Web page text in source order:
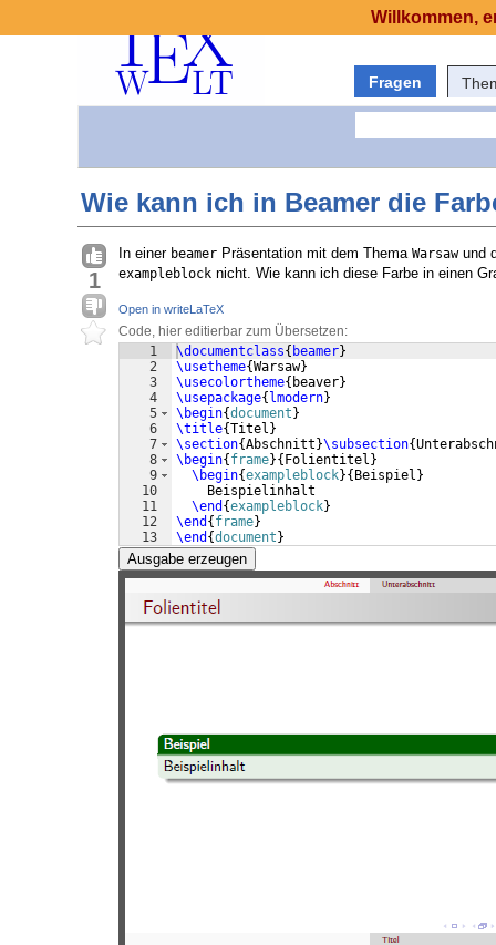
Fragen
Wie kann ich in Beamer die
1
In einer beamer Präsentation mit dem Thema Warsawund
exampleblock nicht. Wie kann ich diese Farbe in einen
Open in writeLaTeX
Code, hier editierbar zum Übersetzen:
1
2
3
4
5
6
7
8
9
10
11
12
13
\documentclass{ beamer}
\usetheme{Warsaw}
\usecolortheme{ beaver}
\usepackage{ lmodern}
\begin{document }
\title{Titel }
\section{Abschnitt }\subsection{
\begin{ frame}{ Folientitel }
\begin{exampleblock}{ Beispiel }
    Beispielinhalt
\end {exampleblock}
\end { frame}
\end {document }
Ausgabe erzeugen
Willkommen,